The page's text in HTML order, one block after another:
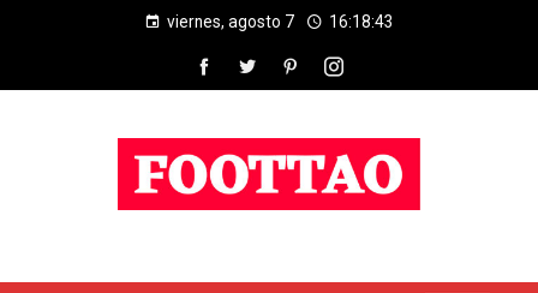
viernes, agosto 7 16:18:43